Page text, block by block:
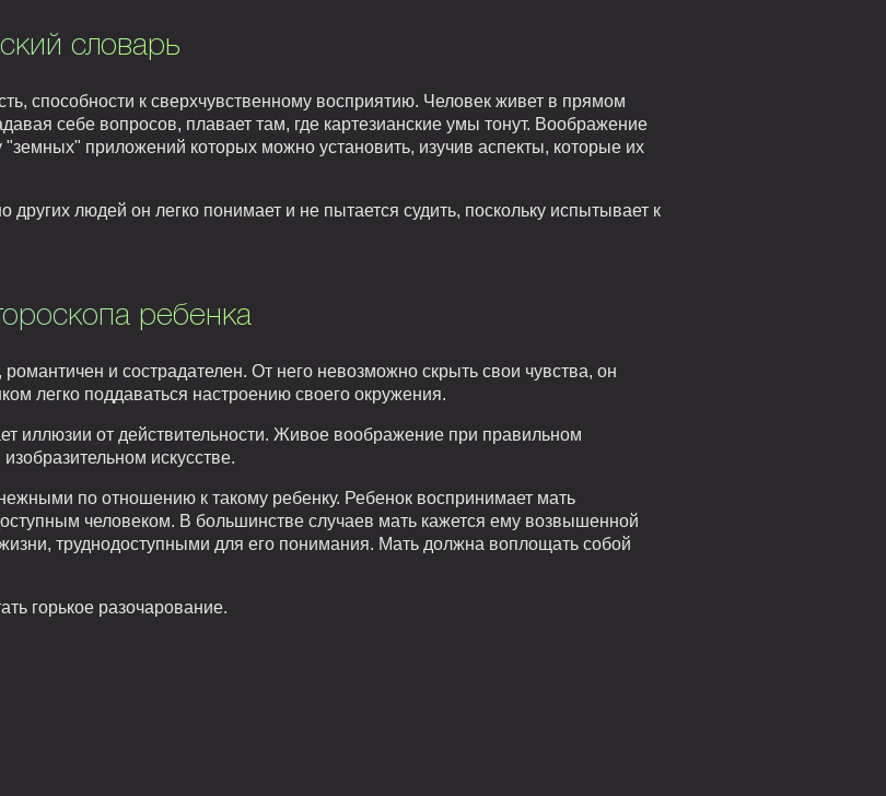
словарь
способности к сверхчувственному восприятию. Человек живет в прямом
себе вопросов, плавает там, где картезианские умы тонут. Воображение
"земных" приложений которых можно установить, изучив аспекты, которые их
людей он легко понимает и не пытается судить, поскольку испытывает к
ребенка
и сострадателен. От него невозможно скрыть свои чувства, он
легко поддаваться настроению своего окружения.
иллюзии от действительности. Живое воображение при правильном
искусстве.
по отношению к такому ребенку. Ребенок воспринимает мать
человеком. В большинстве случаев мать кажется ему возвышенной
труднодоступными для его понимания. Мать должна воплощать собой
горькое разочарование.